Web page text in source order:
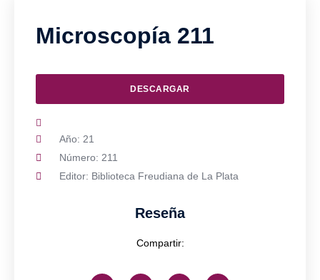
Microscopía 211
DESCARGAR
Año: 21
Número: 211
Editor: Biblioteca Freudiana de La Plata
Reseña
Compartir: